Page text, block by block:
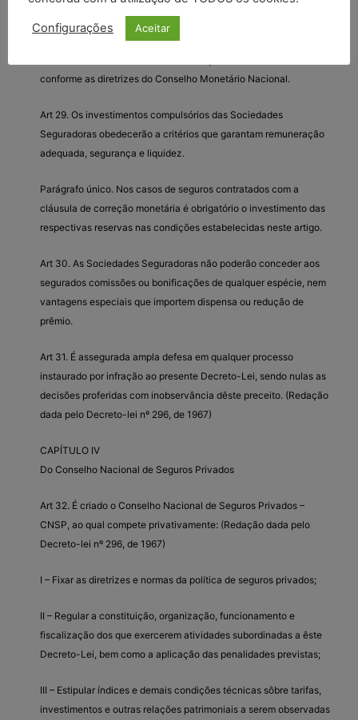
cobrança dos prêmios dos contratos de seguro.
Art 28. A partir da vigência dêste Decreto-Lei, a aplicação das
conforme as diretrizes do Conselho Monetário Nacional.
Art 29. Os investimentos compulsórios das Sociedades
Seguradoras obedecerão a critérios que garantam remuneração
adequada, segurança e liquidez.
Parágrafo único. Nos casos de seguros contratados com a
cláusula de correção monetária é obrigatório o investimento das
respectivas reservas nas condições estabelecidas neste artigo.
Art 30. As Sociedades Seguradoras não poderão conceder aos
segurados comissões ou bonificações de qualquer espécie, nem
vantagens especiais que importem dispensa ou redução de
prêmio.
Art 31. É assegurada ampla defesa em qualquer processo
instaurado por infração ao presente Decreto-Lei, sendo nulas as
decisões proferidas com inobservância dêste preceito. (Redação
dada pelo Decreto-lei nº 296, de 1967)
CAPÍTULO IV
Do Conselho Nacional de Seguros Privados
Art 32. É criado o Conselho Nacional de Seguros Privados –
CNSP, ao qual compete privativamente: (Redação dada pelo
Decreto-lei nº 296, de 1967)
I – Fixar as diretrizes e normas da política de seguros privados;
II – Regular a constituição, organização, funcionamento e
fiscalização dos que exercerem atividades subordinadas a êste
Decreto-Lei, bem como a aplicação das penalidades previstas;
III – Estipular índices e demais condições técnicas sôbre tarifas,
investimentos e outras relações patrimoniais a serem observadas
Configurações Aceitar